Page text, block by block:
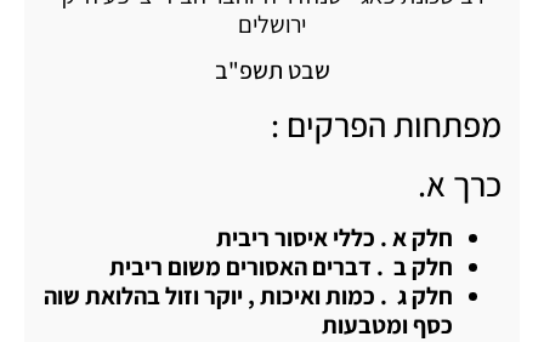
ירושלים
שבט תשפ"ב
מפתחות הפרקים :
כרך א.
חלק א . כללי איסור ריבית
חלק ב . דברים האסורים משום ריבית
חלק ג . כמות ואיכות , יוקר וזול בהלואת שוה
כסף ומטבעות